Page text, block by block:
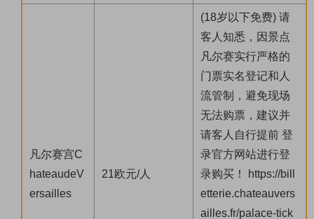
凡尔赛宫C
hateaudeV
ersailles
21欧元/人
(18岁以下免费) 请
客人知悉，因景点
凡尔赛实行严格的
门票实名登记和人
流管制，避免现场
无法购票，建议并
请客人自行提前 登
录官方网站进行登
录购买！ https://bill
etterie.chateauvers
ailles.fr/palace-tick